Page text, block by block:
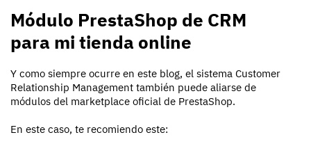
Módulo PrestaShop de CRM
para mi tienda online
Y como siempre ocurre en este blog, el sistema Customer
Relationship Management también puede aliarse de
módulos del marketplace oficial de PrestaShop.
En este caso, te recomiendo este: